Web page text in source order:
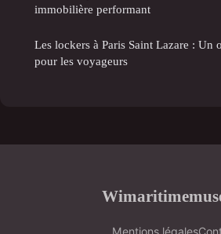
immobilière performant
Les lockers à Paris Saint Lazare : Un
pour les voyageurs
Mentions légales